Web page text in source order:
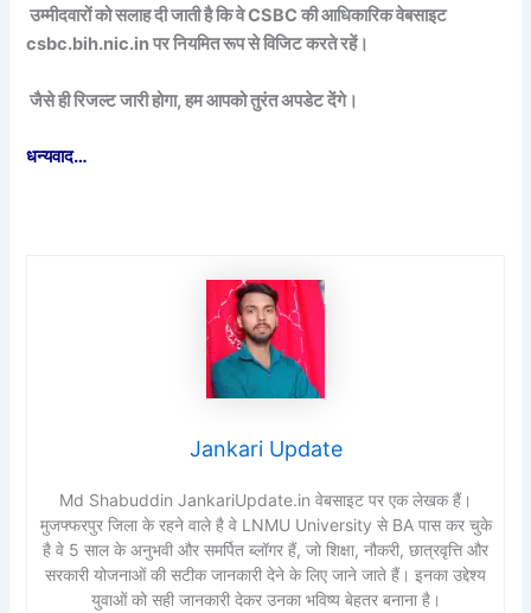
उम्मीदवारों को सलाह दी जाती है कि वे CSBC की आधिकारिक वेबसाइट
csbc.bih.nic.in पर नियमित रूप से विजिट करते रहें।
जैसे ही रिजल्ट जारी होगा, हम आपको तुरंत अपडेट देंगे।
धन्यवाद…
Jankari Update
Md Shabuddin JankariUpdate.in वेबसाइट पर एक लेखक हैं।
मुजफ्फरपुर जिला के रहने वाले है वे LNMU University से BA पास कर चुके
है वे 5 साल के अनुभवी और समर्पित ब्लॉगर हैं, जो शिक्षा, नौकरी, छात्रवृत्ति और
सरकारी योजनाओं की सटीक जानकारी देने के लिए जाने जाते हैं। इनका उद्देश्य
युवाओं को सही जानकारी देकर उनका भविष्य बेहतर बनाना है।